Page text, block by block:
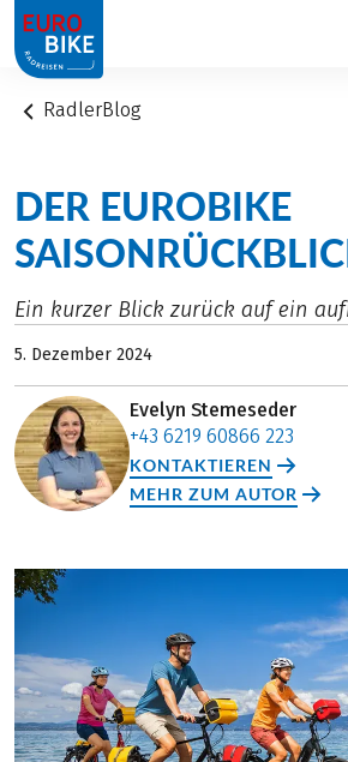
1
RadlerBlog
DER EUROBIKE
Ein kurzer Blick zurück auf ein
5. Dezember 2024
Evelyn Stemeseder
+43 6219 60866 223
KONTAKTIEREN
MEHR ZUM AUTOR